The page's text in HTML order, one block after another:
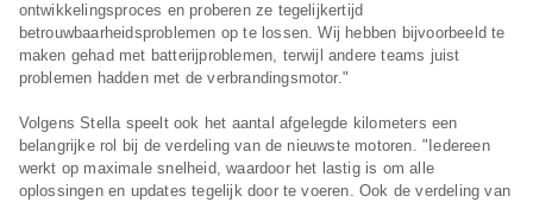
ontwikkelingsproces en proberen ze tegelijkertijd
betrouwbaarheidsproblemen op te lossen. Wij hebben bijvoorbeeld te
maken gehad met batterijproblemen, terwijl andere teams juist
problemen hadden met de verbrandingsmotor."
Volgens Stella speelt ook het aantal afgelegde kilometers een
belangrijke rol bij de verdeling van de nieuwste motoren. "Iedereen
werkt op maximale snelheid, waardoor het lastig is om alle
oplossingen en updates tegelijk door te voeren. Ook de verdeling van